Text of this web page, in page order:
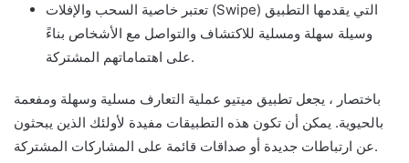
تعتبر خاصية السحب والإفلات (Swipe) التي يقدمها التطبيق
وسيلة سهلة ومسلية للاكتشاف والتواصل مع الأشخاص بناءً
على اهتماماتهم المشتركة.
باختصار ، يجعل تطبيق ميتيو عملية التعارف مسلية وسهلة ومفعمة
بالحيوية. يمكن أن تكون هذه التطبيقات مفيدة لأولئك الذين يبحثون
عن ارتباطات جديدة أو صداقات قائمة على المشاركات المشتركة.